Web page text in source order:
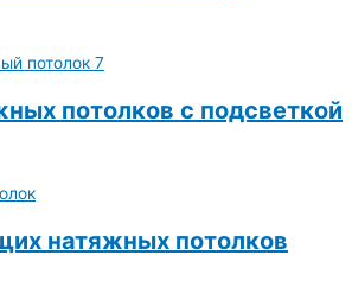
потолков с подсветкой
натяжных потолков